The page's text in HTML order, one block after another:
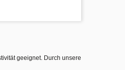
geeignet. Durch unsere